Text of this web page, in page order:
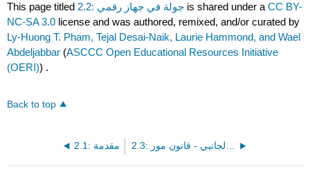
This page titled 2.2: جولة في جهاز رقمي is shared under aCC BY-
NC-SA 3.0 license and was authored, remixed, and/or curated by
Ly-Huong T. Pham, Tejal Desai-Naik, Laurie Hammond, and Wael
Abdeljabbar (ASCCC Open Educational Resources Initiative
(OERI)) .
Back to top
2.1: مقدمة 2.3: الشريط الجانبي - قانون مور